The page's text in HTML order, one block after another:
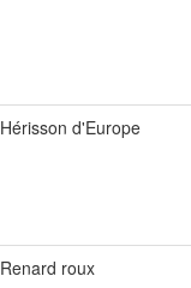
Hérisson d'Europe
Renard roux